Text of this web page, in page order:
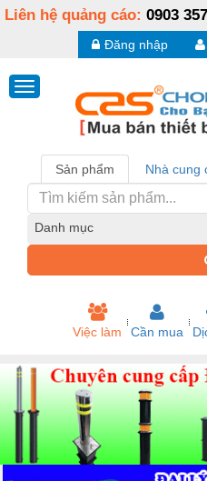
Liên hệ quảng cáo: 0903
Đăng nhập
Sản phẩm Nhà cung
Danh mục
Việc làm Cần mua